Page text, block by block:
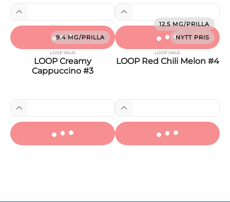
9.4 MG/PRILLA
LOOP SNUS
LOOP Creamy
Cappuccino #3
12.5 MG/PRILLA
NYTT PRIS
LOOP SNUS
LOOP Red Chili Melon #4